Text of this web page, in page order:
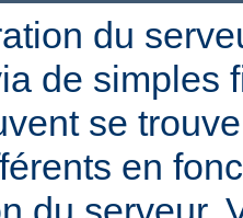
du
de simples
se
en